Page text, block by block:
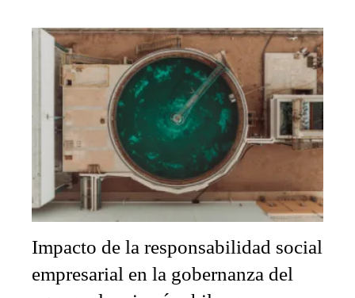
Impacto de la responsabilidad social
empresarial en la gobernanza del